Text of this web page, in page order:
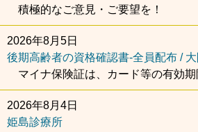
積極的なご意見・ご要望を！
2026年8月5日
後期高齢者の資格確認書-全員配布 /
マイナ保険証は、カード等の有効期
2026年8月4日
姫島診療所